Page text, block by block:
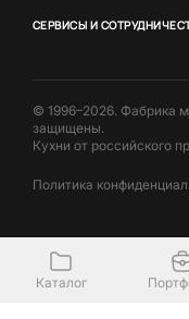
СЕРВИСЫ И
© 1996–2026. Фабрика
защищены.
Кухни от российского
Политика
Каталог